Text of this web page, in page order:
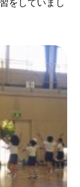
をしていまし